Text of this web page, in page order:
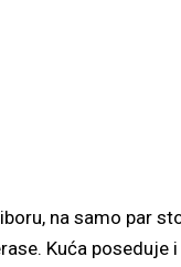
na samo par
Kuća poseduje